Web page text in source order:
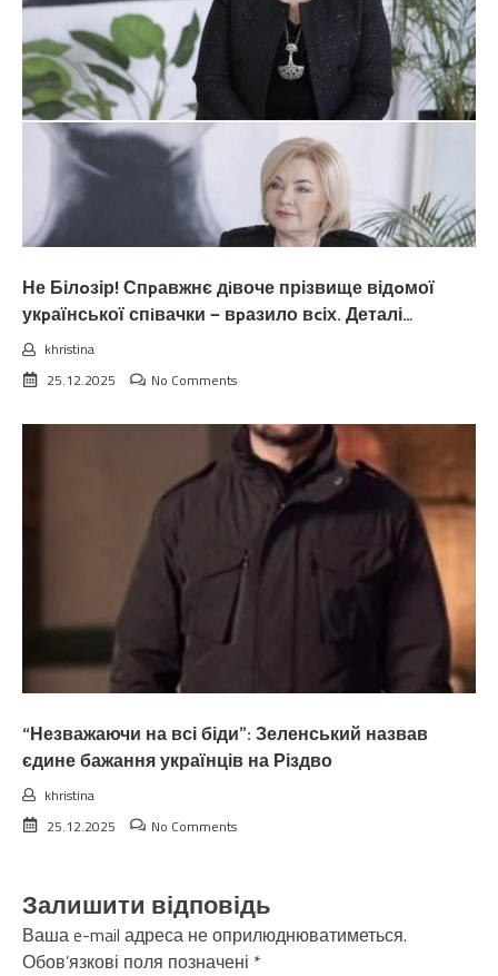
Не Білoзір! Спpавжнє дiвоче прізвище відoмої
укpаїнської спiвачки — вpазило вcіх. Деталі…
khristina
25.12.2025
No Comments
“Незважаючи на всі біди”: Зеленський назвав
єдине бажання українців на Різдво
khristina
25.12.2025
No Comments
Залишити відповідь
Ваша e-mail адреса не оприлюднюватиметься.
Обов’язкові поля позначені *